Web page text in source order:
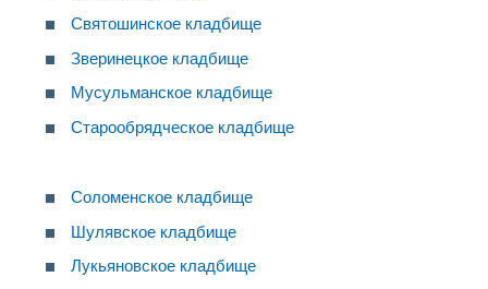
Святошинское кладбище
Зверинецкое кладбище
Мусульманское кладбище
Старообрядческое кладбище
Соломенское кладбище
Шулявское кладбище
Лукьяновское кладбище